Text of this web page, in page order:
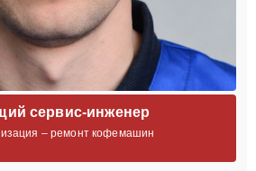
сервис-инженер
– ремонт кофемашин